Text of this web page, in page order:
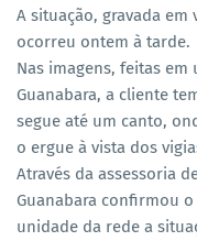
A situação, gravada em
ocorreu ontem à tarde.
Nas imagens, feitas
Guanabara, a cliente
segue até um canto,
o ergue à vista dos
Através da assessoria
Guanabara confirmou
unidade da rede a